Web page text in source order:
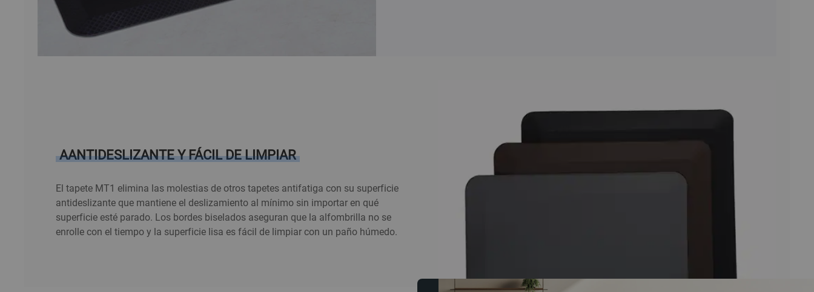
AANTIDESLIZANTE Y FÁCIL DE LIMPIAR
El tapete MT1 elimina las molestias de otros tapetes antifatiga con su superficie
antideslizante que mantiene el deslizamiento al mínimo sin importar en qué
superficie esté parado. Los bordes biselados aseguran que la alfombrilla no se
enrolle con el tiempo y la superficie lisa es fácil de limpiar con un paño húmedo.